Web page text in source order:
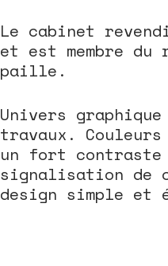
Le cabinet
et est membre du
paille.
Univers
travaux.
un fort contraste
signalisation de
design simple et